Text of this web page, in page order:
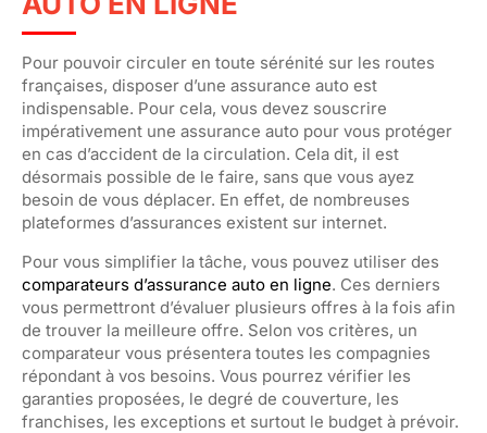
Pour pouvoir circuler en toute sérénité sur les routes
françaises, disposer d’une assurance auto est
indispensable. Pour cela, vous devez souscrire
impérativement une assurance auto pour vous protéger
en cas d’accident de la circulation. Cela dit, il est
désormais possible de le faire, sans que vous ayez
besoin de vous déplacer. En effet, de nombreuses
plateformes d’assurances existent sur internet.
Pour vous simplifier la tâche, vous pouvez utiliser des
comparateurs d’assurance auto en ligne. Ces derniers
vous permettront d’évaluer plusieurs offres à la fois afin
de trouver la meilleure offre. Selon vos critères, un
comparateur vous présentera toutes les compagnies
répondant à vos besoins. Vous pourrez vérifier les
garanties proposées, le degré de couverture, les
franchises, les exceptions et surtout le budget à prévoir.